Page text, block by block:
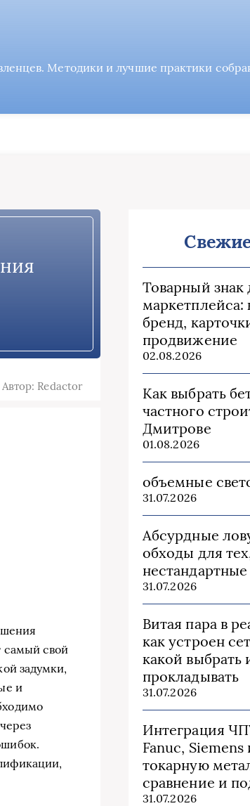
Методики и лучшие практики
Автор: Redactor
самый свой
задумки,
и
Товарный знак
маркетплейса:
бренд,
продвижение
02.08.2026
Как выбрать
частного
Дмитрове
01.08.2026
объемные
31.07.2026
Абсурдные
обходы для
31.07.2026
Витая пара в
как устроен
какой выбрать
прокладывать
31.07.2026
Интеграция
Fanuc, Siemens
токарную
сравнение и
31.07.2026